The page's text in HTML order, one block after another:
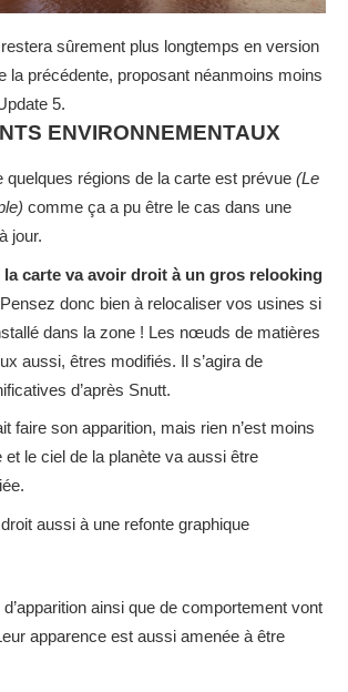
sûrement plus longtemps en version
la précédente, proposant néanmoins moins
5.
ENVIRONNEMENTAUX
quelques régions de la carte est prévue (Le
comme ça a pu être le cas dans une
jour.
la carte va avoir droit à un gros relooking
Pensez donc bien à relocaliser vos usines si
dans la zone ! Les nœuds de matières
aussi, êtres modifiés. Il s’agira de
d’après Snutt.
faire son apparition, mais rien n’est moins
et le ciel de la planète va aussi être
droit aussi à une refonte graphique
ainsi que de comportement vont
apparence est aussi amenée à être